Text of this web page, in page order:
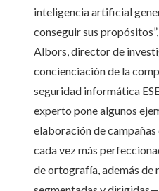
inteligencia artificial
conseguir sus
Albors, director de
concienciación de la
seguridad informática
experto pone algunos
elaboración de campañas
cada vez más
de ortografía, además de